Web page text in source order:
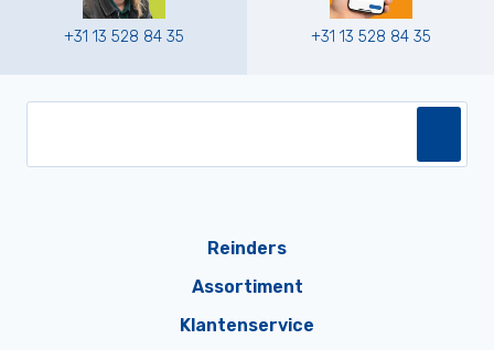
+31 13 528 84 35 +31 13 528 84 35
Reinders
Assortiment
Klantenservice